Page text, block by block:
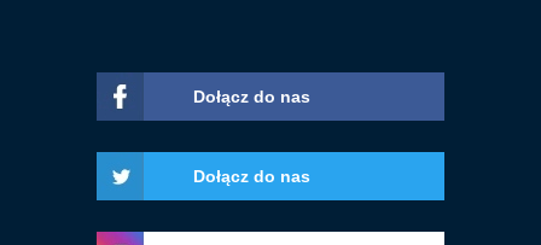
Dołącz do nas
Dołącz do nas